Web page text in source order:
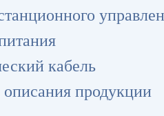
кабель
описания продукции